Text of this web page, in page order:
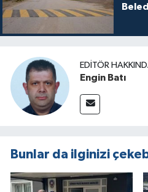
EDITÖR
Engin Batı
Bunlar da ilginizi